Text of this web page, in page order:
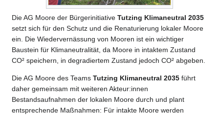
Die AG Moore der Bürgerinitiative Tutzing Klimaneutral 2035
setzt sich für den Schutz und die Renaturierung lokaler Moore
ein. Die Wiedervernässung von Mooren ist ein wichtiger
Baustein für Klimaneutralität, da Moore in intaktem Zustand
CO² speichern, in degradiertem Zustand jedoch CO² abgeben.
Die AG Moore des Teams Tutzing Klimaneutral 2035 führt
daher gemeinsam mit weiteren Akteur:innen
Bestandsaufnahmen der lokalen Moore durch und plant
entsprechende Maßnahmen: Für intakte Moore werden